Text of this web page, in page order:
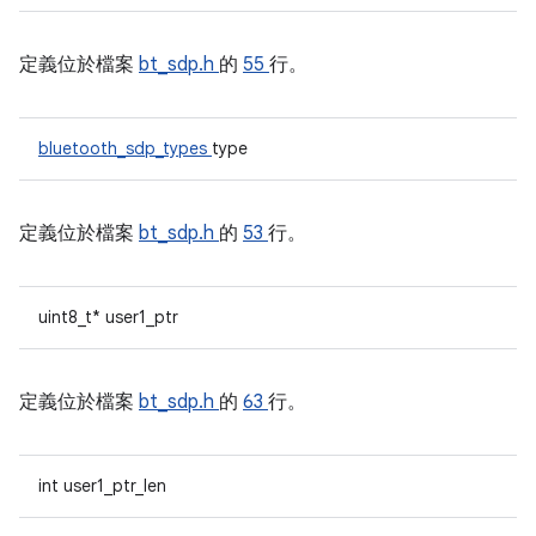
定義位於檔案 bt_sdp.h 的 55 行。
bluetooth_sdp_types type
定義位於檔案 bt_sdp.h 的 53 行。
uint8_t* user1_ptr
定義位於檔案 bt_sdp.h 的 63 行。
int user1_ptr_len